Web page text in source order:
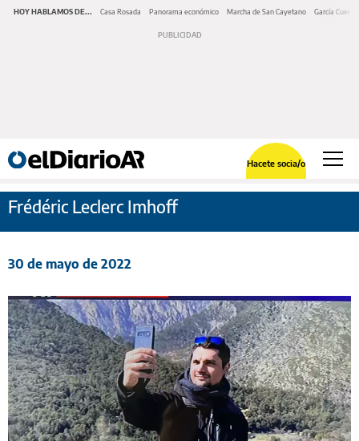
HOY HABLAMOS DE... Casa Rosada Panorama económico Marcha de San Cayetano García Cuerva
Hacete socia/o
Frédéric Leclerc Imhoff
30 de mayo de 2022